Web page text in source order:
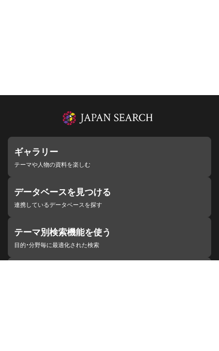
ギャラリー
テーマや人物の資料を楽しむ
データベースを見つける
連携しているデータベースを探す
テーマ別検索機能を使う
目的・分野毎に最適化された検索